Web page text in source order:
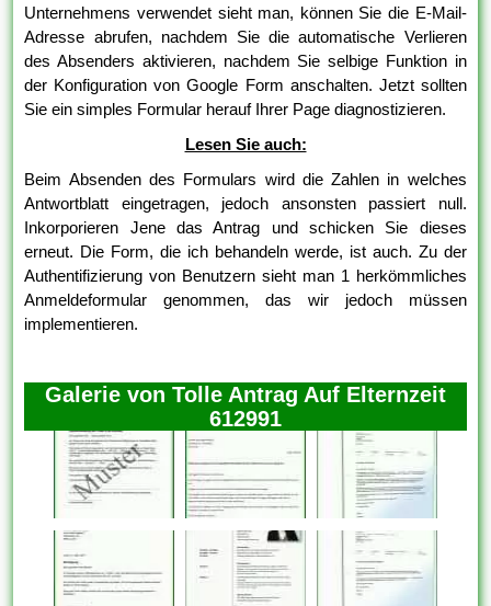
Unternehmens verwendet sieht man, können Sie die E-Mail-
Adresse abrufen, nachdem Sie die automatische Verlieren
des Absenders aktivieren, nachdem Sie selbige Funktion in
der Konfiguration von Google Form anschalten. Jetzt sollten
Sie ein simples Formular herauf Ihrer Page diagnostizieren.
Lesen Sie auch:
Beim Absenden des Formulars wird die Zahlen in welches
Antwortblatt eingetragen, jedoch ansonsten passiert null.
Inkorporieren Jene das Antrag und schicken Sie dieses
erneut. Die Form, die ich behandeln werde, ist auch. Zu der
Authentifizierung von Benutzern sieht man 1 herkömmliches
Anmeldeformular genommen, das wir jedoch müssen
implementieren.
Galerie von Tolle Antrag Auf Elternzeit
612991